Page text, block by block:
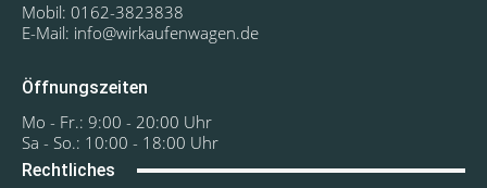
Mobil: 0162-3823838
E-Mail: info@wirkaufenwagen.de
Öffnungszeiten
Mo - Fr.: 9:00 - 20:00 Uhr
Sa - So.: 10:00 - 18:00 Uhr
Rechtliches